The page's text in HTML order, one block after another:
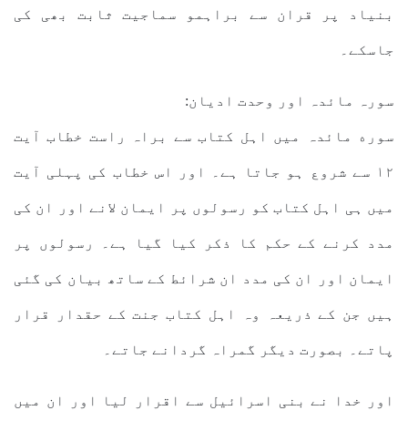
بنیاد پر قران سے براہمو سماجیت ثابت بھی کی
جاسکے۔
سورہ مائدہ اور وحدت ادیان:
سوره مائدہ میں اہل کتاب سے براہ راست خطاب آیت
١٢ سے شروع ہو جاتا ہے۔ اور اس خطاب کی پہلی آیت
میں ہی اہل کتاب کو رسولوں پر ایمان لانے اور ان کی
مدد کرنے کے حکم کا ذکر کیا گیا ہے۔ رسولوں پر
ایمان اور ان کی مدد ان شرائط کے ساتھ بیان کی گئی
ہیں جن کے ذریعہ وہ اہل کتاب جنت کے حقدار قرار
پاتے۔ بصورت دیگر گمراہ گردانے جاتے۔
اور خدا نے بنی اسرائیل سے اقرار لیا اور ان میں